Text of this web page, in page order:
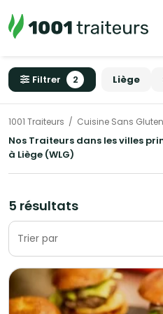
Filtrer 2 Liège
1001 Traiteurs Cuisine Sans Gluten
Nos Traiteurs dans les villes
à Liège (WLG)
5 résultats
Trier par